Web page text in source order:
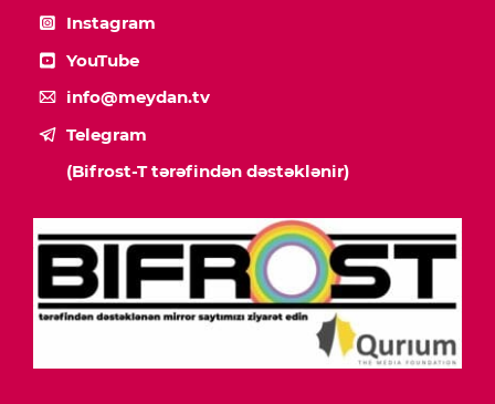
Instagram
YouTube
info@meydan.tv
Telegram
(Bifrost-T tərəfindən dəstəklənir)